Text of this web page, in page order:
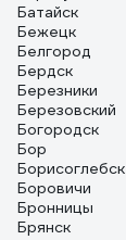
Батайск
Бежецк
Белгород
Бердск
Березники
Березовский
Богородск
Бор
Борисоглебск
Боровичи
Бронницы
Брянск